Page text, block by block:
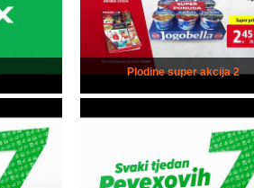
Plodine super akcija 2